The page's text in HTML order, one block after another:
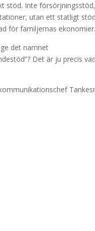
stöd. Inte
utan ett statligt
för familjernas ekonomier.
det namnet
Det är ju precis